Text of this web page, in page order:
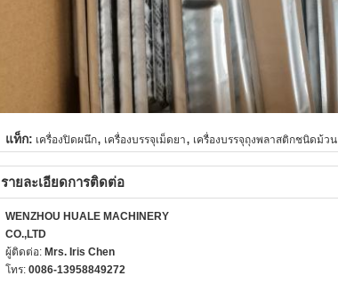
แท็ก: เครื่องปิดผนึก, เครื่องบรรจุเม็ดยา, เครื่องบรรจุถุงพลาสติกชนิดม้วน
รายละเอียดการติดต่อ
WENZHOU HUALE MACHINERY
CO.,LTD
ผู้ติดต่อ: Mrs. Iris Chen
โทร: 0086-13958849272